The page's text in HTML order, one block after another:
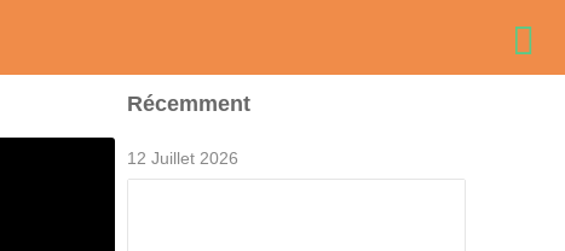
Récemment
12 Juillet 2026